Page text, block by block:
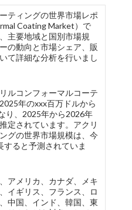
ティングの世界市場レポ
Coating Market）で
主要地域と国別市場規
の動向と市場シェア、販
て詳細な分析を行いまし
ルコンフォーマルコーテ
年のxxx百万ドルから
り、2025年から2026年
定されています。アクリ
グの世界市場規模は、今
ると予測されていま
アメリカ、カナダ、メキ
イギリス、フランス、ロ
中国、インド、韓国、東